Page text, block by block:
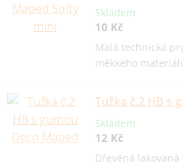
Skladem
10 Kč
Malá technická
měkkého
Tužka č.2 HB s
Skladem
12 Kč
Dřevěná